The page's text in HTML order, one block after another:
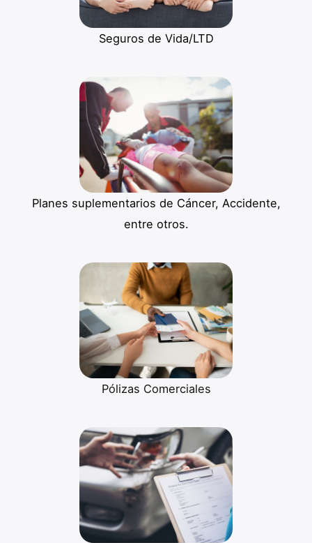
Seguros de Vida/LTD
Planes suplementarios de Cáncer, Accidente,
entre otros.
Pólizas Comerciales